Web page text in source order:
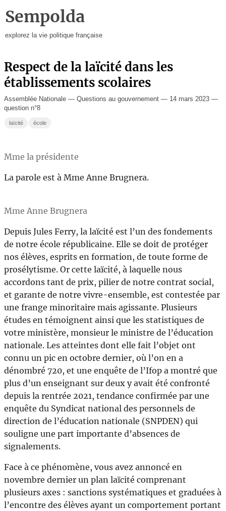
Sempolda
explorez la vie politique française
Respect de la laïcité dans les
établissements scolaires
Assemblée Nationale — Questions au gouvernement — 14 mars 2023 —
question n°8
laïcité école
Mme la présidente
La parole est à Mme Anne Brugnera.
Mme Anne Brugnera
Depuis Jules Ferry, la laïcité est l’un des fondements
de notre école républicaine. Elle se doit de protéger
nos élèves, esprits en formation, de toute forme de
prosélytisme. Or cette laïcité, à laquelle nous
accordons tant de prix, pilier de notre contrat social,
et garante de notre vivre-ensemble, est contestée par
une frange minoritaire mais agissante. Plusieurs
études en témoignent ainsi que les statistiques de
votre ministère, monsieur le ministre de l’éducation
nationale. Les atteintes dont elle fait l’objet ont
connu un pic en octobre dernier, où l’on en a
dénombré 720, et une enquête de l’Ifop a montré que
plus d’un enseignant sur deux y avait été confronté
depuis la rentrée 2021, tendance confirmée par une
enquête du Syndicat national des personnels de
direction de l’éducation nationale (SNPDEN) qui
souligne une part importante d’absences de
signalements.
Face à ce phénomène, vous avez annoncé en
novembre dernier un plan laïcité comprenant
plusieurs axes : sanctions systématiques et graduées à
l’encontre des élèves ayant un comportement portant